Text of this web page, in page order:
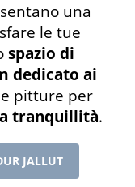
una
le tue
spazio di
dedicato ai
pitture per
tranquillità.
JALLUT